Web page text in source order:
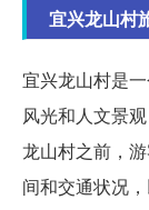
宜兴龙山村
宜兴龙山村是
风光和人文景
龙山村之前，
间和交通状况